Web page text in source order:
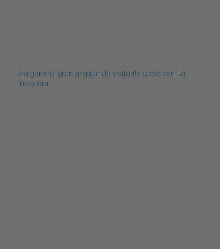
Pla general gran angular de visitants observant la
maqueta